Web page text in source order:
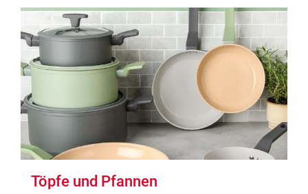
Töpfe und Pfannen